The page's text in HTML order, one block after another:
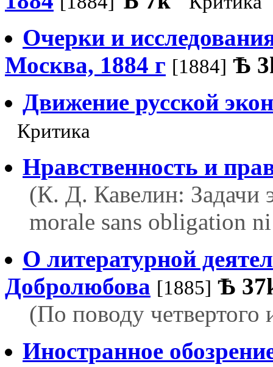
Очерки и
Москва, 1884 г [1884] Ѣ
Движение русской
Критика
Нравственность и
(К. Д. Кавелин: Задачи
morale sans obligation
О литературной
Добролюбова [1885] Ѣ
(По поводу четвертого
Иностранное